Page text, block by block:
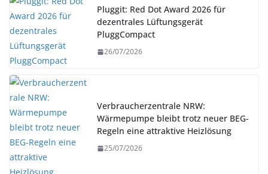
Pluggit: Red Dot Award 2026 für
dezentrales Lüftungsgerät
PluggCompact
26/07/2026
Verbraucherzentrale NRW:
Wärmepumpe bleibt trotz neuer BEG-
Regeln eine attraktive Heizlösung
25/07/2026